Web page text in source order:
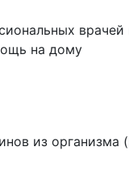
врачей
на дому
из организма